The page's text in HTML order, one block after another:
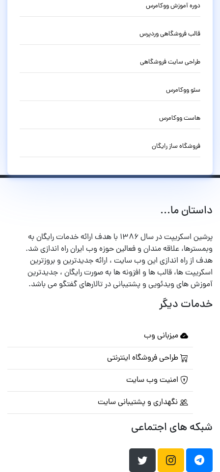
دوره آموزش ووکامرس
قالب فروشگاهی وردپرس
طراحی سایت فروشگاهی
سئو ووکامرس
هاست ووکامرس
فروشگاه ساز رایگان
داستان ما...
پرشین اسکریپت در سال ۱۳۸۶ با هدف ارائه خدمات رایگان به
وبمسترها، علاقه مندان و فعالین حوزه وب ایران راه اندازی شد.
هدف از راه اندازی این وب سایت ، ارائه جدیدترین و بروزترین
اسکریپت ها، قالب ها و افزونه ها به صورت رایگان ، جدیدترین
آموزش های ویدئویی و پشتیبانی در تالارهای گفتگو می باشد.
خدمات دیگر
میزبانی وب
طراحی فروشگاه اینترنتی
امنیت وب سایت
نگهداری و پشتیبانی سایت
شبکه های اجتماعی